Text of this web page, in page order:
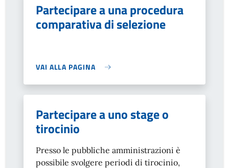
Partecipare a una procedura
comparativa di selezione
VAI ALLA PAGINA
Partecipare a uno stage o
tirocinio
Presso le pubbliche amministrazioni è
possibile svolgere periodi di tirocinio,